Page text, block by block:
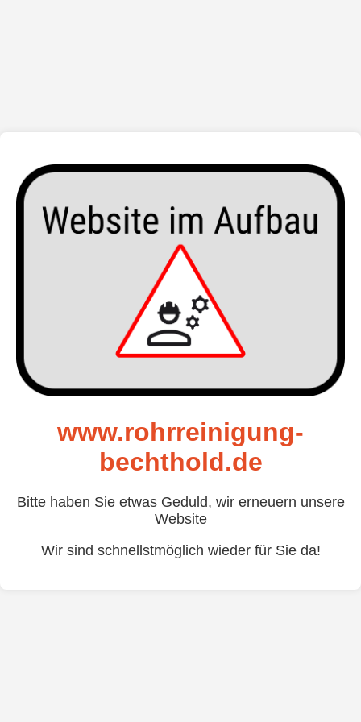
www.rohrreinigung-
bechthold.de
Bitte haben Sie etwas Geduld, wir erneuern unsere
Website
Wir sind schnellstmöglich wieder für Sie da!